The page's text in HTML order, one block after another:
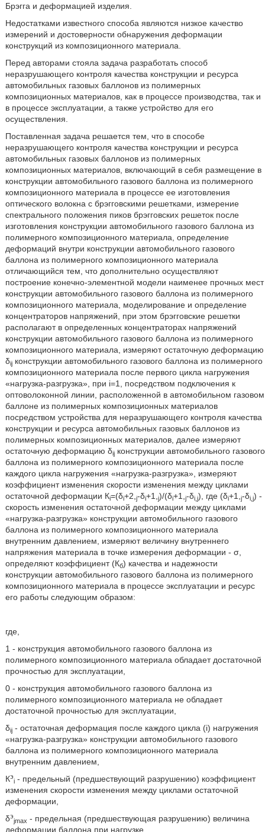
Брэгга и деформацией изделия.
Недостатками известного способа являются низкое качество
измерений и достоверности обнаружения деформации
конструкций из композиционного материала.
Перед авторами стояла задача разработать способ
неразрушающего контроля качества конструкции и ресурса
автомобильных газовых баллонов из полимерных
композиционных материалов, как в процессе производства, так и
в процессе эксплуатации, а также устройство для его
осуществления.
Поставленная задача решается тем, что в способе
неразрушающего контроля качества конструкции и ресурса
автомобильных газовых баллонов из полимерных
композиционных материалов, включающий в себя размещение в
конструкции автомобильного газового баллона из полимерного
композиционного материала в процессе ее изготовления
оптического волокна с брэгговскими решетками, измерение
спектрального положения пиков брэгговских решеток после
изготовления конструкции автомобильного газового баллона из
полимерного композиционного материала, определение
деформаций внутри конструкции автомобильного газового
баллона из полимерного композиционного материала
отличающийся тем, что дополнительно осуществляют
построение конечно-элементной модели наименее прочных мест
конструкции автомобильного газового баллона из полимерного
композиционного материала, моделирование и определение
концентраторов напряжений, при этом брэгговские решетки
располагают в определенных концентраторах напряжений
конструкции автомобильного газового баллона из полимерного
композиционного материала, измеряют остаточную деформацию
δijконструкции автомобильного газового баллона из полимерного
композиционного материала после первого цикла нагружения
«нагрузка-разгрузка», при i=1, посредством подключения к
оптоволоконной линии, расположенной в автомобильном газовом
баллоне из полимерных композиционных материалов
посредством устройства для неразрушающего контроля качества
конструкции и ресурса автомобильных газовых баллонов из
полимерных композиционных материалов, далее измеряют
остаточную деформацию δijконструкции автомобильного газового
баллона из полимерного композиционного материала после
каждого цикла нагружения «нагрузка-разгрузка», измеряют
коэффициент изменения скорости изменения между циклами
остаточной деформации Кi=(δi+2, j-δi+1, j)/(δi+1, j-δi,j), где (δi+1, j-δi,j) -
скорость изменения остаточной деформации между циклами
«нагрузка-разгрузка» конструкции автомобильного газового
баллона из полимерного композиционного материала
внутренним давлением, измеряют величину внутреннего
напряжения материала в точке измерения деформации - σ,
определяют коэффициент (Кб) качества и надежности
конструкции автомобильного газового баллона из полимерного
композиционного материала в процессе эксплуатации и ресурс
его работы следующим образом:
где,
1 - конструкция автомобильного газового баллона из
полимерного композиционного материала обладает достаточной
прочностью для эксплуатации,
0 - конструкция автомобильного газового баллона из
полимерного композиционного материала не обладает
достаточной прочностью для эксплуатации,
δij- остаточная деформация после каждого цикла (i) нагружения
«нагрузка-разгрузка» конструкции автомобильного газового
баллона из полимерного композиционного материала
внутренним давлением,
Кэ
i- предельный (предшествующий разрушению) коэффициент
изменения скорости изменения между циклами остаточной
деформации,
δэ
jmax - предельная (предшествующая разрушению) величина
деформации баллона при нагрузке,